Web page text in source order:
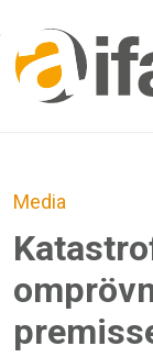
Skip to main
Media